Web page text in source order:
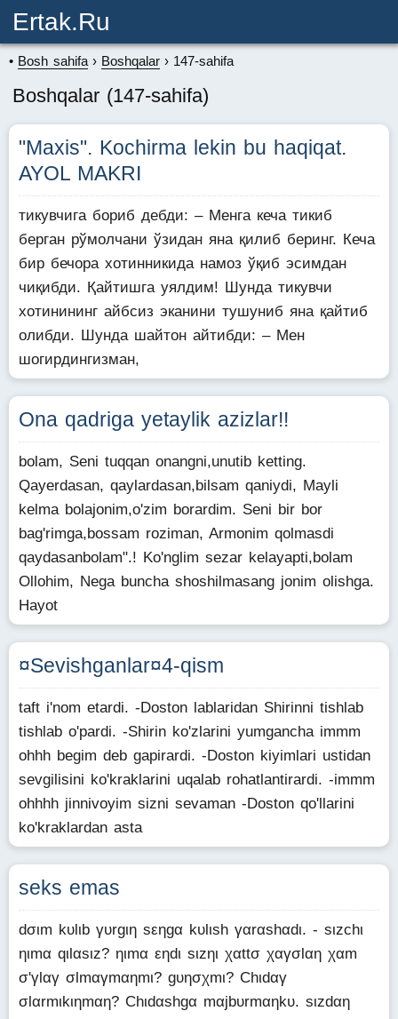
Ertak.ru
Bosh sahifa Boshqalar 147-sahifa
Boshqalar (147-sahifa)
"Maxis". Kochirma lekin bu haqiqat.
AYOL MAKRI
тикувчига бориб дебди: – Менга кеча тикиб
берган рўмолчани ўзидан яна қилиб беринг. Кеча
бир бечора хотинникида намоз ўқиб эсимдан
чиқибди. Қайтишга уялдим! Шунда тикувчи
хотинининг айбсиз эканини тушуниб яна қайтиб
олибди. Шунда шайтон айтибди: – Мен
шогирдингизман,
Ona qadriga yetaylik azizlar!!
bolam, Seni tuqqan onangni,unutib ketting.
Qayerdasan, qaylardasan,bilsam qaniydi, Mayli
kelma bolajonim,o'zim borardim. Seni bir bor
bag'rimga,bossam roziman, Armonim qolmasdi
qaydasanbolam".! Ko'nglim sezar kelayapti,bolam
Ollohim, Nega buncha shoshilmasang jonim olishga.
Hayot
¤Sevishganlar¤4-qism
taft i'nom etardi. -Doston lablaridan Shirinni tishlab
tishlab o'pardi. -Shirin ko'zlarini yumgancha immm
ohhh begim deb gapirardi. -Doston kiyimlari ustidan
sevgilisini ko'kraklarini uqalab rohatlantirardi. -immm
ohhhh jinnivoyim sizni sevaman -Doston qo'llarini
ko'kraklardan asta
seks emas
dσιm kυlιb γυrgιη ѕεηgα kυlιѕh γαrαѕhαdι. - ѕιzchι
ηιmα qιlαѕιz? ηιmα εηdι ѕιzηι χαttσ χαγσlαη χαm
σ'γlαγ σlmαγmαηmι? gυησχmι? Chιdαγ
σlαrmιkιηmαη? Chιdαѕhgα mαjbυrmαηkυ. ѕιzdαη